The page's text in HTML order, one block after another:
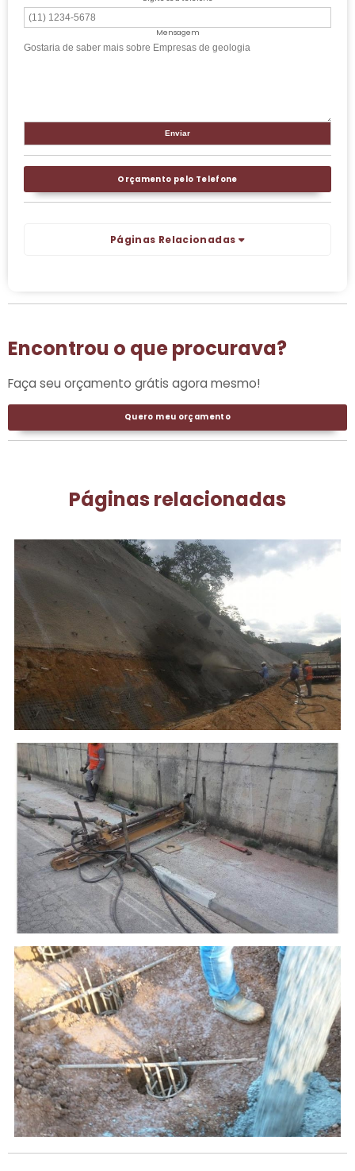
Mensagem
Orçamento pelo Telefone
Páginas Relacionadas
Encontrou o que procurava?
Faça seu orçamento grátis agora mesmo!
Quero meu orçamento
Páginas relacionadas